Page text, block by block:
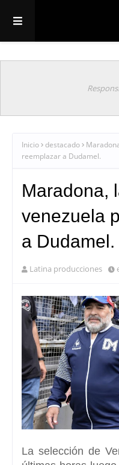
Inicio destacado
reemplazar a Dudamel.
Maradona,
venezuela
a Dudamel.
Latina producciones
Laselección de